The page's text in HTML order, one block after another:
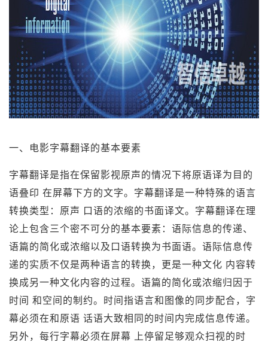
一、电影字幕翻译的基本要素
字幕翻译是指在保留影视原声的情况下将原语译为目的
语叠印 在屏幕下方的文字。字幕翻译是一种特殊的语言
转换类型：原声 口语的浓缩的书面译文。字幕翻译在理
论上包含三个密不可分的基本要素：语际信息的传递、
语篇的简化或浓缩以及口语转换为书面语。语际信息传
递的实质不仅是两种语言的转换，更是一种文化 内容转
换成另一种文化内容的过程。语篇的简化或浓缩归因于
时间 和空间的制约。时间指语言和图像的同步配合，字
幕必须在和原语 话语大致相同的时间内完成信息传递。
另外，每行字幕必须在屏幕 上停留足够观众扫视的时